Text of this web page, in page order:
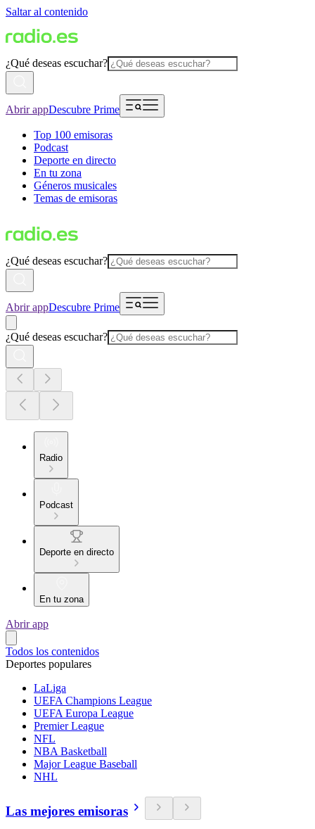
Saltar al contenido
¿Qué deseas escuchar?
Abrir appDescubre Prime
Top 100 emisoras
Podcast
Deporte en directo
En tu zona
Géneros musicales
Temas de emisoras
¿Qué deseas escuchar?
Abrir appDescubre Prime
¿Qué deseas escuchar?
Radio
Podcast
Deporte en directo
En tu zona
Abrir app
Todos los contenidos
Deportes populares
LaLiga
UEFA Champions League
UEFA Europa League
Premier League
NFL
NBA Basketball
Major League Baseball
NHL
Las mejores emisoras